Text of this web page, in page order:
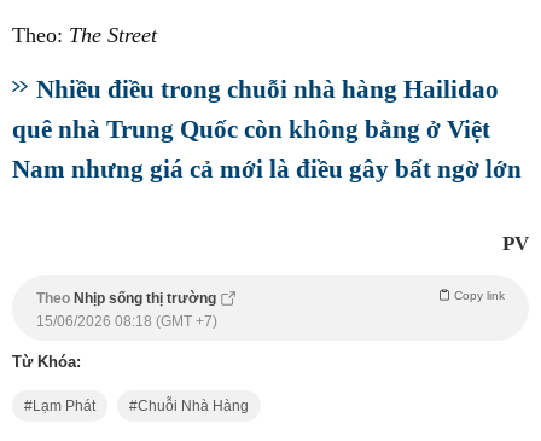
Theo: The Street
Nhiều điều trong chuỗi nhà hàng Hailidao
quê nhà Trung Quốc còn không bằng ở Việt
Nam nhưng giá cả mới là điều gây bất ngờ lớn
PV
Theo Nhịp sống thị trường Copy link
15/06/2026 08:18 (GMT +7)
Từ Khóa:
Lạm Phát Chuỗi Nhà Hàng